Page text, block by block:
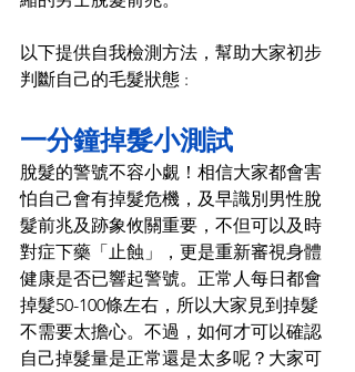
以下提供自我檢測方法，幫助大家初步
判斷自己的毛髮狀態 :
一分鐘掉髮小測試
脫髮的警號不容小覷！相信大家都會害
怕自己會有掉髮危機，及早識別男性脫
髮前兆及跡象攸關重要，不但可以及時
對症下藥「止蝕」，更是重新審視身體
健康是否已響起警號。正常人每日都會
掉髮50-100條左右，所以大家見到掉髮
不需要太擔心。不過，如何才可以確認
自己掉髮量是正常還是太多呢？大家可